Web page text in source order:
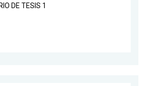
DE TESIS 1